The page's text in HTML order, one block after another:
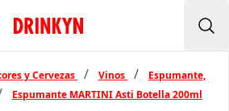
Inicio Drinkyn
y Cervezas / Vinos /
Espumante,
Espumante MARTINI Asti Botella 200ml